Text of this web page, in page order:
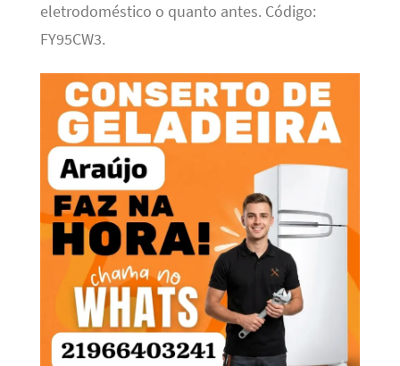
eletrodoméstico o quanto antes. Código:
FY95CW3.